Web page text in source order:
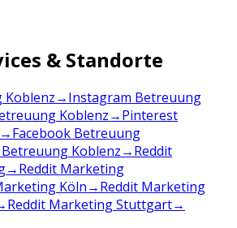
& Standorte
Koblenz→Instagram Betreuung
Koblenz→Pinterest
→Facebook Betreuung
Koblenz→Reddit
→Reddit Marketing
Köln→Reddit Marketing
Reddit Marketing Stuttgart→